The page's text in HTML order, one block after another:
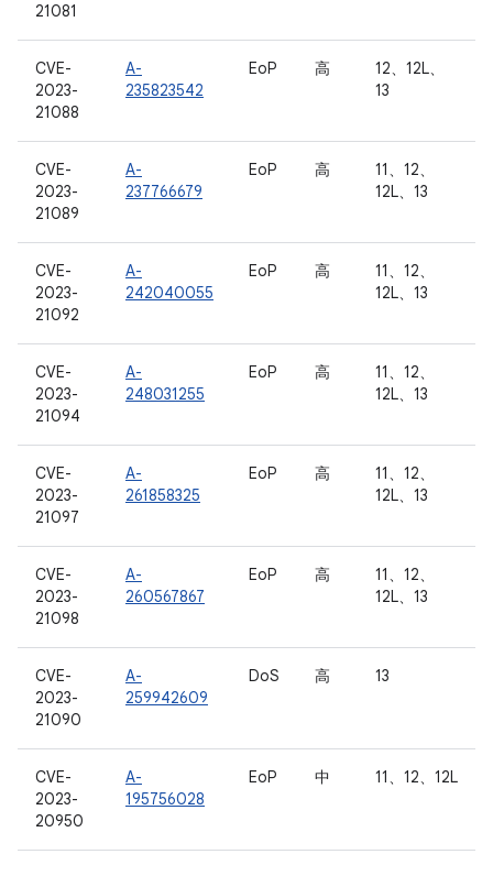
21081
CVE-
2023-
21088
A-
235823542
EoP 高
12、12L、
13
CVE-
2023-
21089
A-
237766679
EoP 高
11、12、
12L、13
CVE-
2023-
21092
A-
242040055
EoP 高
11、12、
12L、13
CVE-
2023-
21094
A-
248031255
EoP 高
11、12、
12L、13
CVE-
2023-
21097
A-
261858325
EoP 高
11、12、
12L、13
CVE-
2023-
21098
A-
260567867
EoP 高
11、12、
12L、13
CVE-
2023-
21090
A-
259942609
DoS 高 13
CVE-
2023-
20950
A-
195756028
EoP 中 11、12、12L